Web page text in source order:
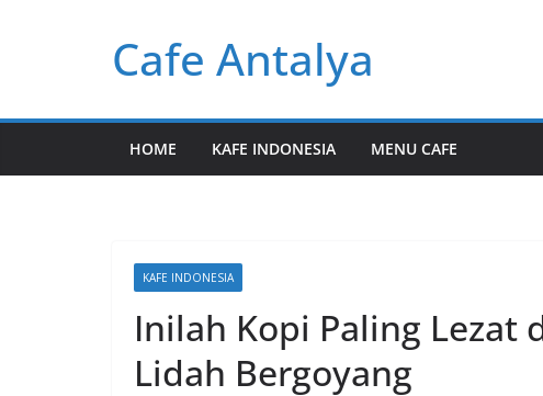
Cafe Antalya
HOME KAFE INDONESIA MENU CAFE
KAFE INDONESIA
Inilah Kopi Paling Lezat
Lidah Bergoyang